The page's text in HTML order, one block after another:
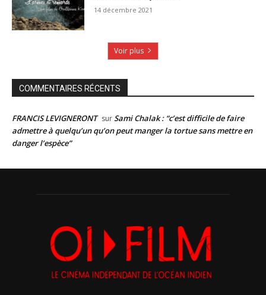
14 décembre 2021
Voir plus
COMMENTAIRES RÉCENTS
FRANCIS LEVIGNERONT sur Sami Chalak : “c’est difficile de faire
admettre à quelqu’un qu’on peut manger la tortue sans mettre en
danger l’espèce”